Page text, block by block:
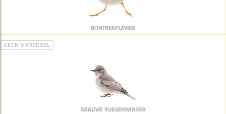
BONTBEKPLEVIER
GEEN BROEDSEL
GRAUWE VLIEGENVANGER